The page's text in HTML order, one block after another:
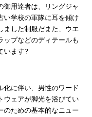
御用達者は、リングジャ
い学校の軍隊に耳を傾け
ました制服だまた、ウエ
ップなどのディテールも
います?
化に伴い、男性のワード
ウェアが脚光を浴びてい
のための基本的なニュー